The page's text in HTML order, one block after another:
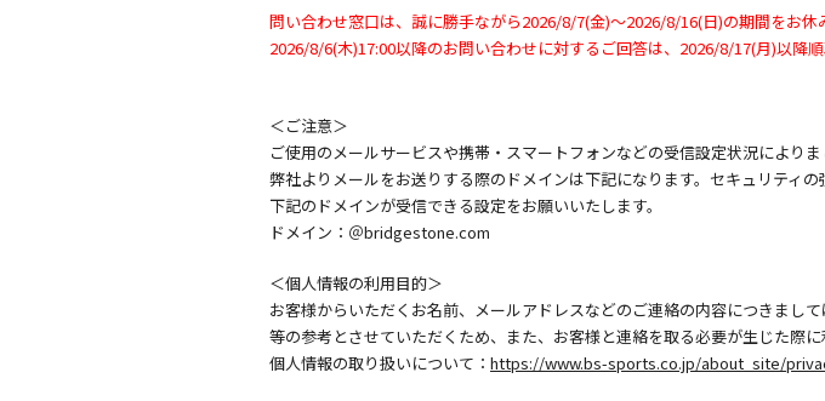
問い合わせ窓口は、誠に勝手ながら2026/8/7(金)～2026/8/16(日)の期間をお休
2026/8/6(木)17:00以降のお問い合わせに対するご回答は、2026/8/17(月)以降順
＜ご注意＞
ご使用のメールサービスや携帯・スマートフォンなどの受信設定状況により
弊社よりメールをお送りする際のドメインは下記になります。セキュリティ
下記のドメインが受信できる設定をお願いいたします。
ドメイン：＠bridgestone.com
＜個人情報の利用目的＞
お客様からいただくお名前、メールアドレスなどのご連絡の内容につきまし
等の参考とさせていただくため、また、お客様と連絡を取る必要が生じた際に
個人情報の取り扱いについて： https://www.bs-sports.co.jp/about_site/